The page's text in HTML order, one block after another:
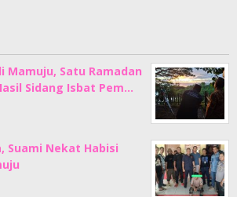
Mamuju, Satu Ramadan
Sidang Isbat Pem…
Suami Nekat Habisi